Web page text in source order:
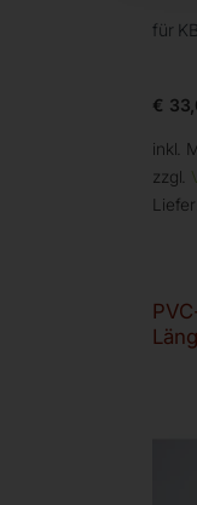
für
€
inkl.
zzgl.